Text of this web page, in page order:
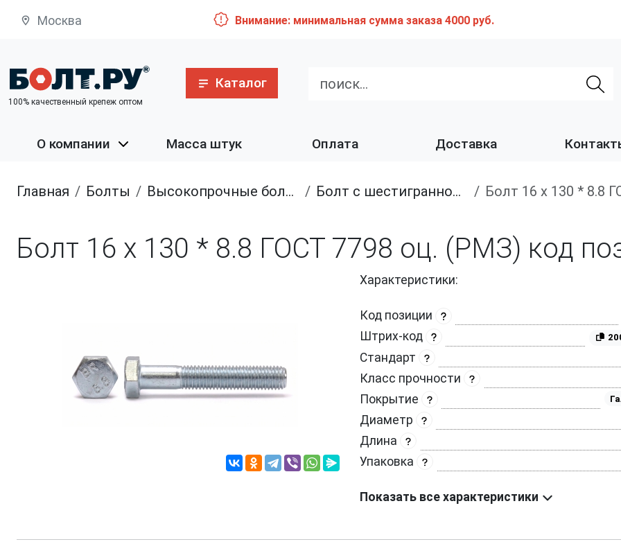
Москва Внимание: минимальная сумма заказа 4000 руб.
100% качественный крепеж оптом
Каталог
О компании Масса штук Оплата Доставка
Главная болты высокопрочные болты Болт с шестигранной головкой, неполная резьба, класс прочности 8.8 Болт 16 х 130 * 8.8
Болт 16 х 130 * 8.8 ГОСТ 7798 оц. (РМЗ) код
Характеристики:
Код позиции
Штрих-код
Стандарт
Класс прочности
Покрытие
Диаметр
Длина
Упаковка
Показать все характеристики